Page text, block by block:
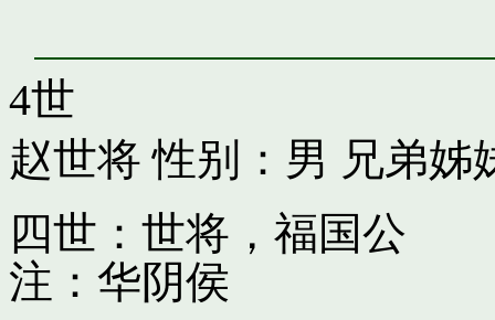
4世
赵世将 性别：男 兄弟姊
四世：世将，福国公
注：华阴侯